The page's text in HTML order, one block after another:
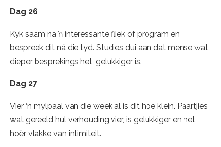
Dag 26
Kyk saam na ŉ interessante fliek of program en
bespreek dit ná die tyd. Studies dui aan dat mense wat
dieper besprekings het, gelukkiger is.
Dag 27
Vier ‘n mylpaal van die week al is dit hoe klein. Paartjies
wat gereeld hul verhouding vier, is gelukkiger en het
hoër vlakke van intimiteit.